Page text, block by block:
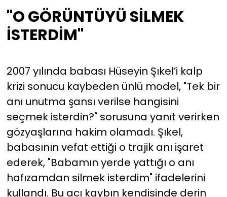
"O GÖRÜNTÜYÜ SİLMEK
İSTERDİM"
2007 yılında babası Hüseyin Şıkel’i kalp
krizi sonucu kaybeden ünlü model, "Tek bir
anı unutma şansı verilse hangisini
seçmek isterdin?" sorusuna yanıt verirken
gözyaşlarına hakim olamadı. Şıkel,
babasının vefat ettiği o trajik anı işaret
ederek, "Babamın yerde yattığı o anı
hafızamdan silmek isterdim" ifadelerini
kullandı. Bu acı kaybın kendisinde derin